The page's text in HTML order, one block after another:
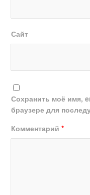
Сайт
Сохранить моё имя,
браузере для
Комментарий*